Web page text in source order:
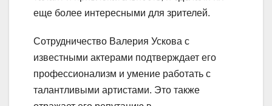
еще более интересными для зрителей.
Сотрудничество Валерия Ускова с
известными актерами подтверждает его
профессионализм и умение работать с
талантливыми артистами. Это также